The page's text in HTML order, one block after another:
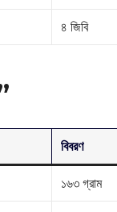
৪ জিবি
বিবরণ
১৬৩ গ্রাম